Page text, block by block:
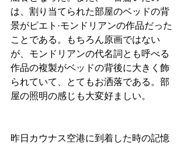
は、割り当てられた部屋のベッドの背
景がピエト·モンドリアンの作品だった
ことである。もちろん原画ではない
が、モンドリアンの代名詞とも呼べる
作品の複製がベッドの背後に大きく飾
られていて、とてもお洒落である。部
屋の照明の感じも大変好ましい。
昨日カウナス空港に到着した時の記憶